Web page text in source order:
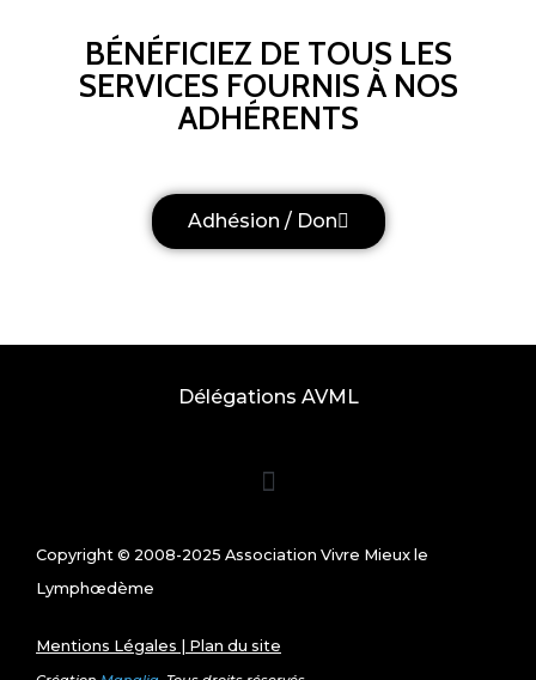
BÉNÉFICIEZ DE TOUS LES
SERVICES FOURNIS À NOS
ADHÉRENTS
Adhésion / Don
Copyright © 2008-2025 Association Vivre Mieux le
Lymphœdème
Mentions Légales Plan du site
Délégations AVML